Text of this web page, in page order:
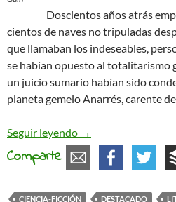
Doscientos años atrás
cientos de naves no tripuladas
que llamaban los indeseables,
se habían opuesto al totalitarismo
un juicio sumario habían sido
planeta gemelo Anarrés, carente
Seguir leyendo El nuevo Anarrés
→
Comparte
CIENCIA-FICCIÓN DESTACADO